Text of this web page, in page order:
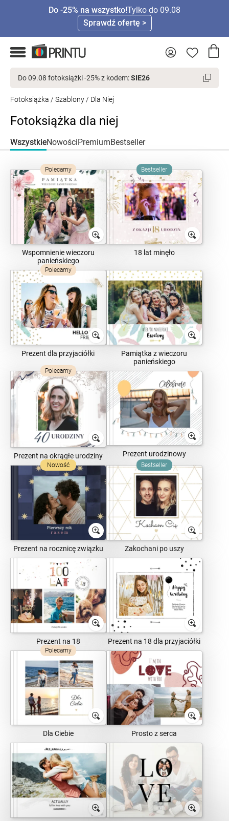
Do -25% na wszystko!Tylko do 09.08
Sprawdź ofertę >
Do 09.08 fotoksiążki -25% z kodem:SIE26
Fotoksiążka / Szablony / Dla Niej
Fotoksiążka dla niej
WszystkieNowościPremiumBestseller
Polecamy
Wspomnienie wieczoru
panieńskiego
Bestseller
18 lat minęło
Polecamy
Prezent dla przyjaciółki
Pamiątka z wieczoru
panieńskiego
Polecamy
Prezent na okrągłe urodziny Prezent urodzinowy
Nowość
Prezent na rocznicę związku
Bestseller
Zakochani po uszy
Prezent na 18 Prezent na 18 dla przyjaciółki
Polecamy
Dla Ciebie Prosto z serca